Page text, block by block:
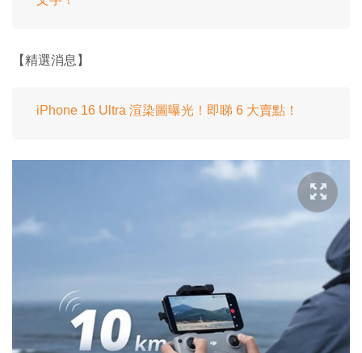
【精選消息】
iPhone 16 Ultra 渲染圖曝光！即睇 6 大賣點！